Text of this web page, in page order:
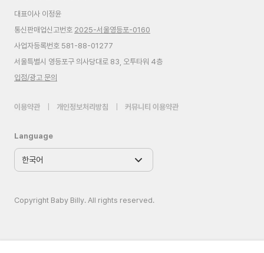
대표이사 이정윤
통신판매업신고번호 2025-서울영등포-0160
사업자등록번호 581-88-01277
서울특별시 영등포구 의사당대로 83, 오투타워 4층
입점/광고 문의
이용약관 개인정보처리방침 커뮤니티 이용약관
Language
Copyright Baby Billy. All rights reserved.